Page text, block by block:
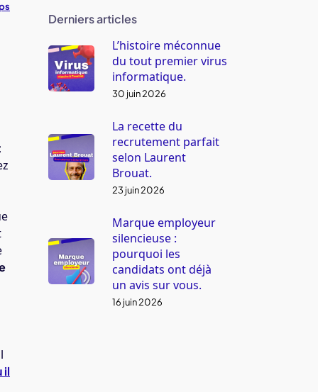
il
Derniers articles
L’histoire méconnue
du tout premier virus
informatique.
30 juin 2026
La recette du
recrutement parfait
selon Laurent
Brouat.
23 juin 2026
Marque employeur
silencieuse :
pourquoi les
candidats ont déjà
un avis sur vous.
16 juin 2026